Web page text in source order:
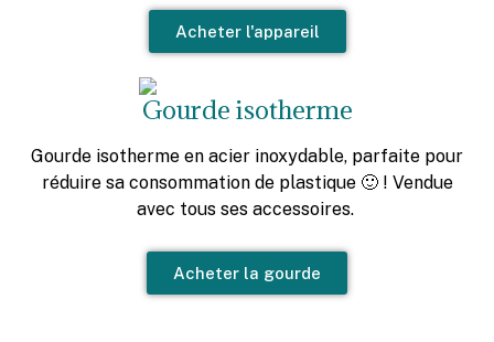
Acheter l'appareil
Gourde isotherme
Gourde isotherme en acier inoxydable, parfaite pour
réduire sa consommation de plastique 🙂 ! Vendue
avec tous ses accessoires.
Acheter la gourde